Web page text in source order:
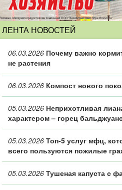
ЛЕНТА НОВОСТЕЙ
06.03.2026 Почему важно
не растения
06.03.2026 Компост нового
05.03.2026 Неприхотливая
характером – горец
05.03.2026 Топ‑5 услуг мфц,
всего пользуются пожилые
05.03.2026 Тушеная капуста с